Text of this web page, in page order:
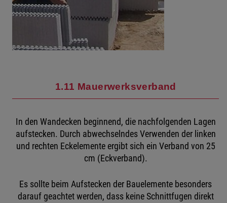
1.11 Mauerwerksverband
In den Wandecken beginnend, die nachfolgenden Lagen
aufstecken. Durch abwechselndes Verwenden der linken
und rechten Eckelemente ergibt sich ein Verband von 25
cm (Eckverband).
Es sollte beim Aufstecken der Bauelemente besonders
darauf geachtet werden, dass keine Schnittfugen direkt